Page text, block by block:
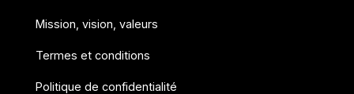
Mission, vision, valeurs
Termes et conditions
Politique de confidentialité